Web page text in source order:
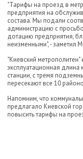
"Тарифы на проезд в
предприятия на
состава. Мы подали
администрацию с
дотацию предприятия,
неизменными", - заметил
"Киевский
эксплуатационная
станции, с тремя
пересекают все 10
Напомним, что
предлагало Киевской
повысить тарифы на